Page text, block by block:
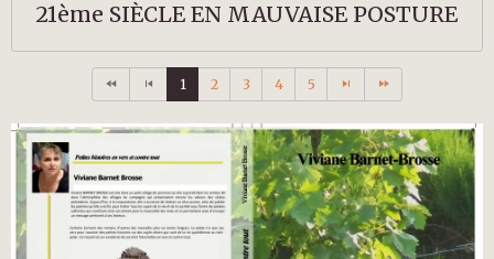
21ème SIÈCLE EN MAUVAISE POSTURE
1 2 3 4 5